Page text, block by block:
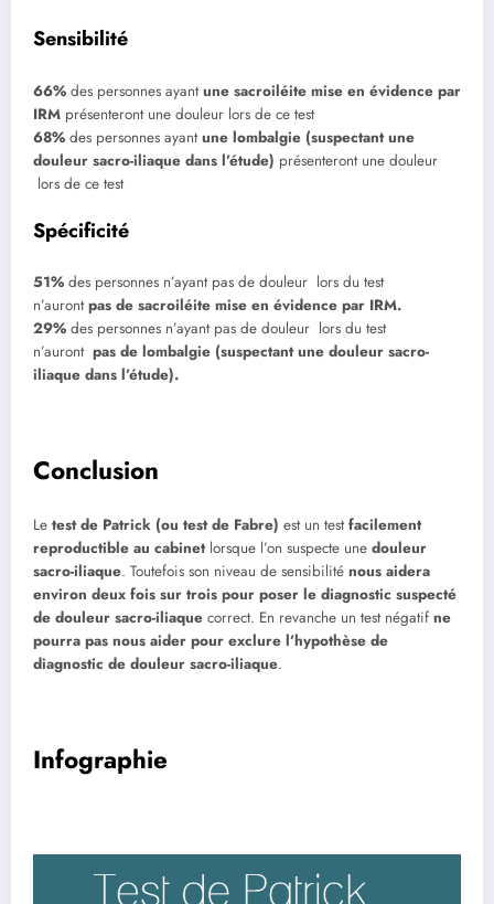
Sensibilité
66% des personnes ayantune sacroiléite mise en évidence par
IRM présenteront une douleur lors de ce test
68% des personnes ayantune lombalgie (suspectant une
douleur sacro-iliaque dans l’étude) présenteront une douleur
lors de ce test
Spécificité
51% des personnes n’ayant pas de douleur lors du test
n’aurontpas de sacroiléite mise en évidence par IRM.
29% des personnes n’ayant pas de douleur lors du test
n’auront pas de lombalgie (suspectant une douleur sacro-
iliaque dans l’étude).
Conclusion
Le test de Patrick (ou test de Fabre) est un testfacilement
reproductible au cabinetlorsque l’on suspecte une douleur
sacro-iliaque. Toutefois son niveau de sensibilité nous aidera
environ deux fois sur trois pour poser le diagnostic suspecté
de douleur sacro-iliaque correct. En revanche un test négatif ne
pourra pas nous aider pour exclure l’hypothèse de
diagnostic de douleur sacro-iliaque.
Infographie